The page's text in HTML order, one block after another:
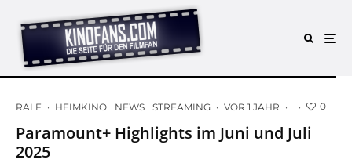
RALF · HEIMKINO NEWS STREAMING · VOR 1 JAHR · · 0
Paramount+ Highlights im Juni und Juli
2025